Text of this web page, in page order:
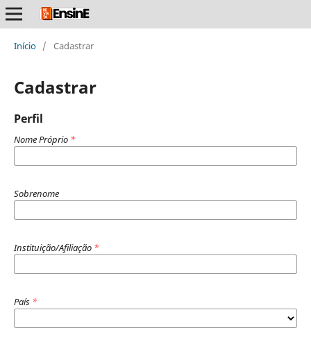
Início / Cadastrar
Cadastrar
Perfil
Nome Próprio *
Sobrenome
Instituição/Afiliação *
País *